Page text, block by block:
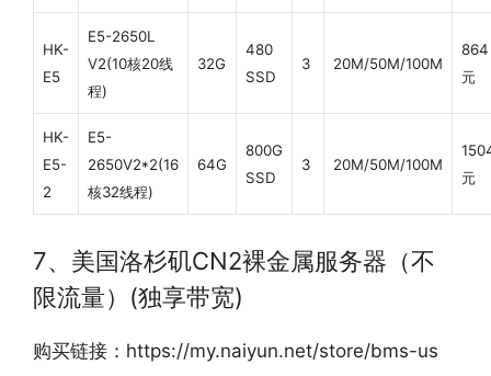
HK-
E5
E5-2650L
V2(10核20线
程)
32G
480
SSD
3 20M/50M/100M
864
元
HK-
E5-
2
E5-
2650V2*2(16
核32线程)
64G
800G
SSD
3 20M/50M/100M
元
7、美国洛杉矶CN2裸金属服务器（不
限流量）(独享带宽)
购买链接：https://my.naiyun.net/store/bms-us